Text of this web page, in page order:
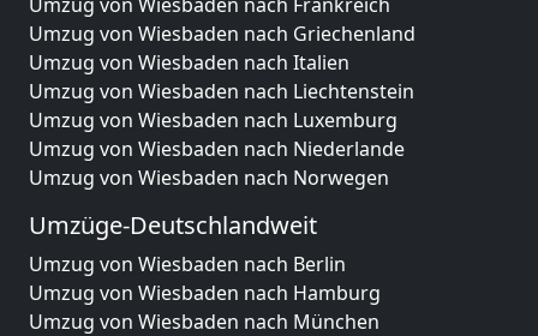
Umzug von Wiesbaden nach Griechenland
Umzug von Wiesbaden nach Italien
Umzug von Wiesbaden nach Liechtenstein
Umzug von Wiesbaden nach Luxemburg
Umzug von Wiesbaden nach Niederlande
Umzug von Wiesbaden nach Norwegen
Umzüge-Deutschlandweit
Umzug von Wiesbaden nach Berlin
Umzug von Wiesbaden nach Hamburg
Umzug von Wiesbaden nach München